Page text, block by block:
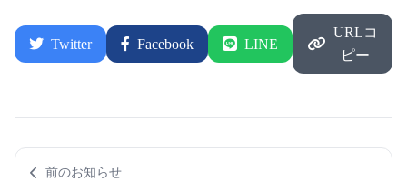
Twitter Facebook LINE
URLコ
ピー
前のお知らせ